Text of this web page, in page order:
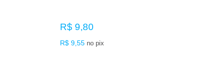
R$ 9,80
R$ 9,55 no pix